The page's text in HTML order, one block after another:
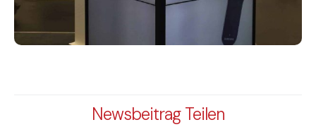
Newsbeitrag Teilen